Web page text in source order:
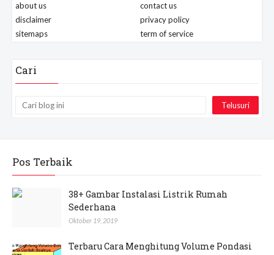
about us
contact us
disclaimer
privacy policy
sitemaps
term of service
Cari
Pos Terbaik
38+ Gambar Instalasi Listrik Rumah
Sederhana
Oktober 19, 2019
Terbaru Cara Menghitung Volume Pondasi